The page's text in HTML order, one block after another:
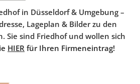
in Düsseldorf & Umgebung –
Lageplan & Bilder zu den
Sie sind Friedhof und wollen sich
HIER für Ihren Firmeneintrag!